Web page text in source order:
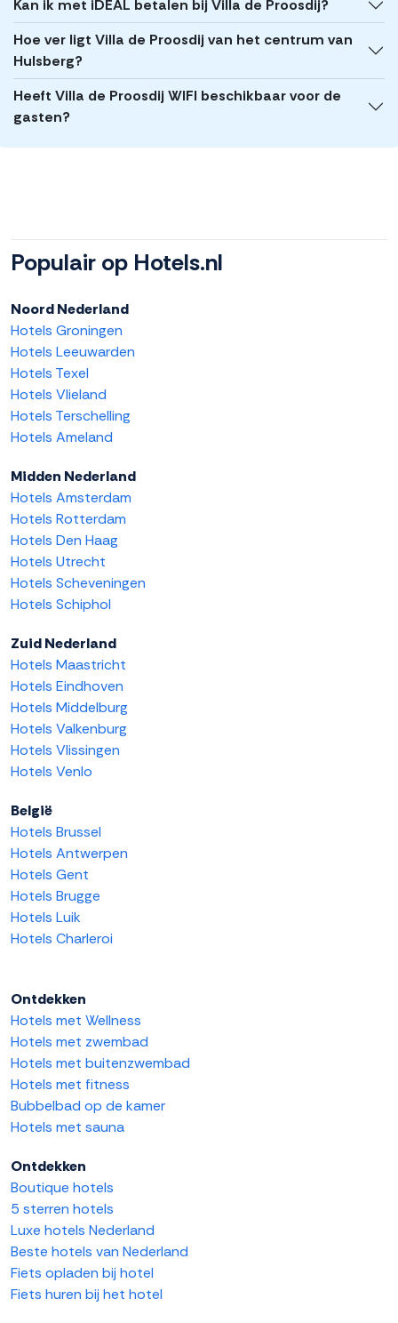
Kan ik met iDEAL betalen bij Villa de Proosdij?
Hoe ver ligt Villa de Proosdij van het centrum van
Hulsberg?
Heeft Villa de Proosdij WIFI beschikbaar voor de
gasten?
Populair op Hotels.nl
Noord Nederland
Hotels Groningen
Hotels Leeuwarden
Hotels Texel
Hotels Vlieland
Hotels Terschelling
Hotels Ameland
Midden Nederland
Hotels Amsterdam
Hotels Rotterdam
Hotels Den Haag
Hotels Utrecht
Hotels Scheveningen
Hotels Schiphol
Zuid Nederland
Hotels Maastricht
Hotels Eindhoven
Hotels Middelburg
Hotels Valkenburg
Hotels Vlissingen
Hotels Venlo
België
Hotels Brussel
Hotels Antwerpen
Hotels Gent
Hotels Brugge
Hotels Luik
Hotels Charleroi
Ontdekken
Hotels met Wellness
Hotels met zwembad
Hotels met buitenzwembad
Hotels met fitness
Bubbelbad op de kamer
Hotels met sauna
Ontdekken
Boutique hotels
5 sterren hotels
Luxe hotels Nederland
Beste hotels van Nederland
Fiets opladen bij hotel
Fiets huren bij het hotel